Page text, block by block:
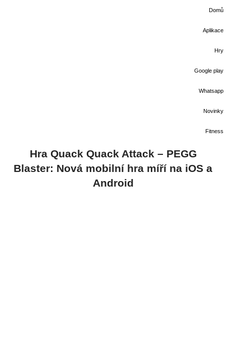
Domů
Aplikace
Hry
Google play
Whatsapp
Novinky
Fitness
Hra Quack Quack Attack – PEGG
Blaster: Nová mobilní hra míří na iOS a
Android